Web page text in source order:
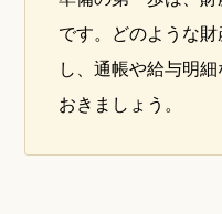
です。どのような
し、通帳や給与明
おきましょう。